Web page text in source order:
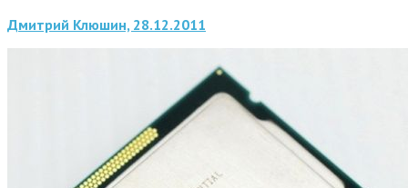
Дмитрий Клюшин, 28.12.2011